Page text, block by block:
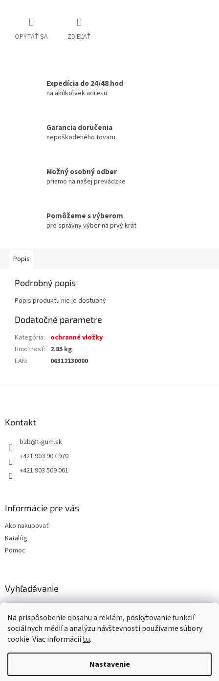
Na prispôsobenie obsahu a reklám, poskytovanie funkcií
sociálnych médií a analýzu návštevnosti používame súbory
cookie. Viac informáciítu.
Nastavenie
OPÝTAŤ SA ZDIEĽAŤ
Expedícia do 24/48 hod
na akúkoľvek adresu
Garancia doručenia
nepoškodeného tovaru
Možný osobný odber
priamo na našej prevádzke
Pomôžeme s výberom
pre správny výber na prvý krát
Popis
Podrobný popis
Popis produktu nie je dostupný
Dodatočné parametre
Kategória:
ochranné vložky
Hmotnosť: 2.85 kg
EAN: 06312130000
Kontakt
b2b@t-gum.sk
+421 903 907 970
+421 903 509 061
Informácie pre vás
Ako nakupovať
Katalóg
Pomoc
Vyhľadávanie
HĽADAŤ